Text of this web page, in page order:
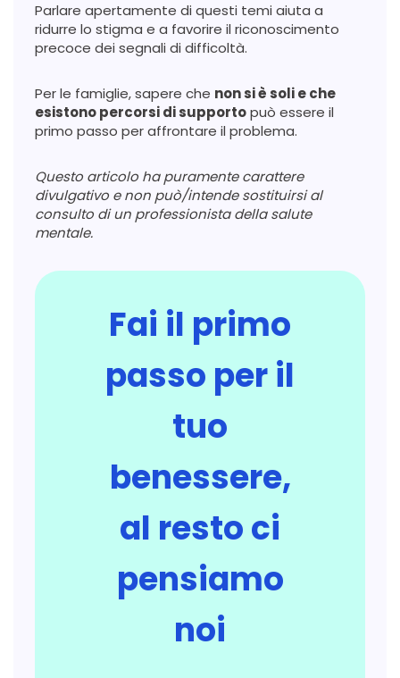
Parlare apertamente di questi temi aiuta a
ridurre lo stigma e a favorire il riconoscimento
precoce dei segnali di difficoltà.
Per le famiglie, sapere che non si è soli e che
esistono percorsi di supportopuò essere il
primo passo per affrontare il problema.
Questo articolo ha puramente carattere
divulgativo e non può/intende sostituirsi al
consulto di un professionista della salute
mentale.
Fai il primo
passo per il
tuo
benessere,
al resto ci
pensiamo
noi